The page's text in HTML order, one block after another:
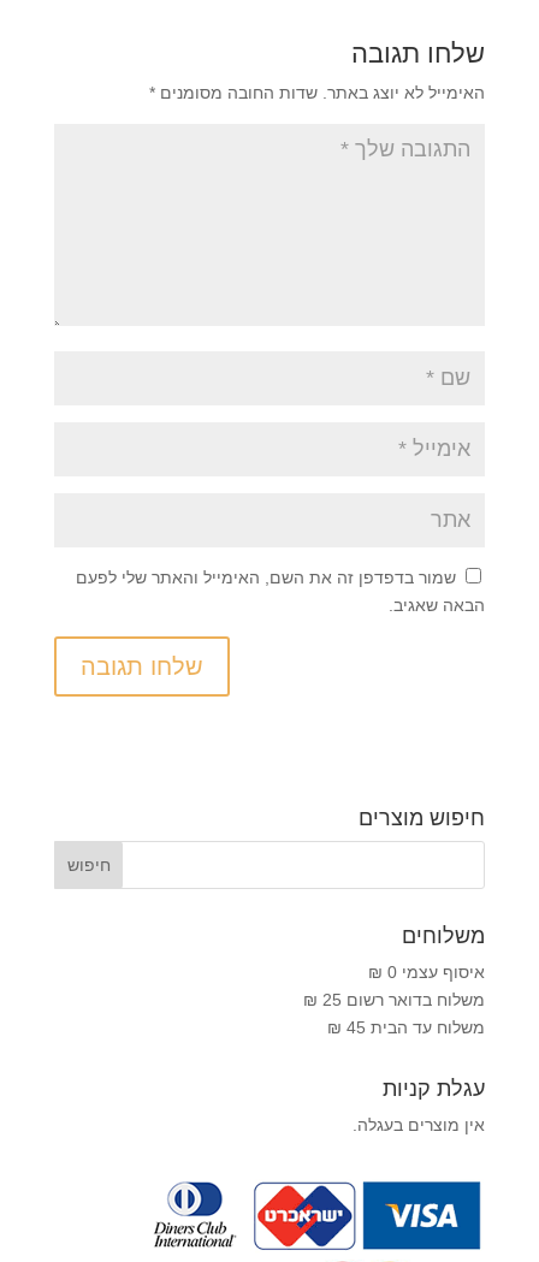
שלחו תגובה
האימייל לא יוצג באתר. שדות החובה מסומנים *
שמור בדפדפן זה את השם, האימייל והאתר שלי לפעם
הבאה שאגיב.
חיפוש מוצרים
משלוחים
איסוף עצמי 0 ₪
משלוח בדואר רשום 25 ₪
משלוח עד הבית 45 ₪
עגלת קניות
אין מוצרים בעגלה.